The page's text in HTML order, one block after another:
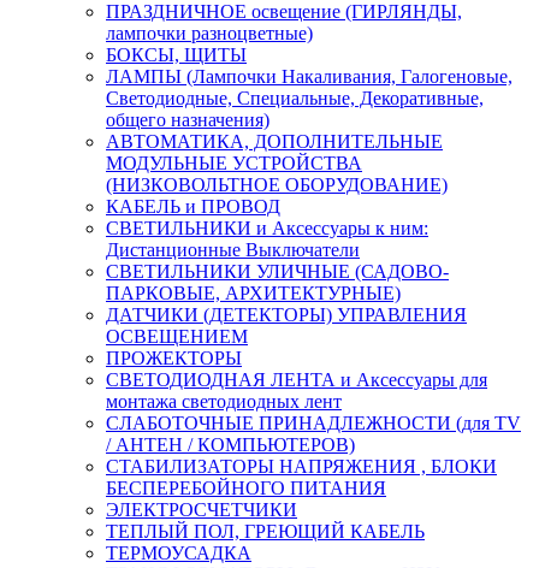
ПРАЗДНИЧНОЕ освещение (ГИРЛЯНДЫ,
лампочки разноцветные)
БОКСЫ, ЩИТЫ
ЛАМПЫ (Лампочки Накаливания, Галогеновые,
Светодиодные, Специальные, Декоративные,
общего назначения)
АВТОМАТИКА, ДОПОЛНИТЕЛЬНЫЕ
МОДУЛЬНЫЕ УСТРОЙСТВА
(НИЗКОВОЛЬТНОЕ ОБОРУДОВАНИЕ)
КАБЕЛЬ и ПРОВОД
СВЕТИЛЬНИКИ и Аксессуары к ним:
Дистанционные Выключатели
СВЕТИЛЬНИКИ УЛИЧНЫЕ (САДОВО-
ПАРКОВЫЕ, АРХИТЕКТУРНЫЕ)
ДАТЧИКИ (ДЕТЕКТОРЫ) УПРАВЛЕНИЯ
ОСВЕЩЕНИЕМ
ПРОЖЕКТОРЫ
СВЕТОДИОДНАЯ ЛЕНТА и Аксессуары для
монтажа светодиодных лент
СЛАБОТОЧНЫЕ ПРИНАДЛЕЖНОСТИ (для TV
/ АНТЕН / КОМПЬЮТЕРОВ)
СТАБИЛИЗАТОРЫ НАПРЯЖЕНИЯ , БЛОКИ
БЕСПЕРЕБОЙНОГО ПИТАНИЯ
ЭЛЕКТРОСЧЕТЧИКИ
ТЕПЛЫЙ ПОЛ, ГРЕЮЩИЙ КАБЕЛЬ
ТЕРМОУСАДКА